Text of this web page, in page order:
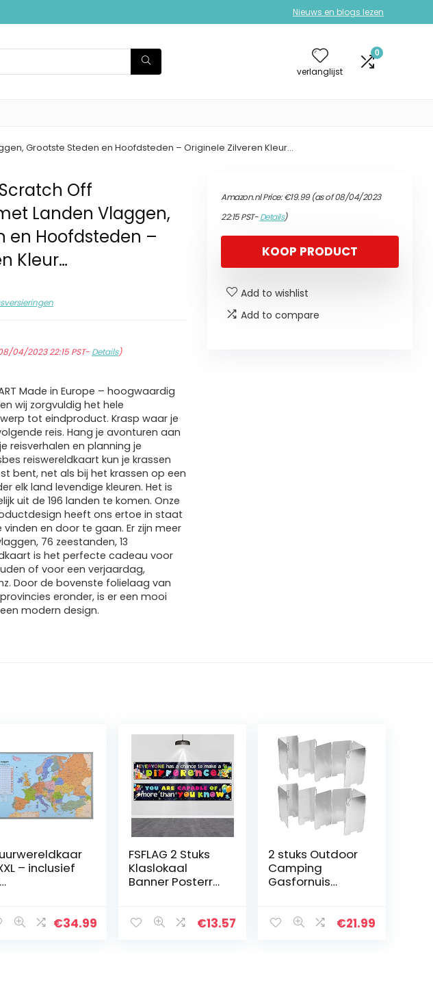
Nieuws en blogs lezen
verlanglijst
0
Grootste Steden en Hoofdsteden – Originele Zilveren Kleur…
Off
Landen Vlaggen,
en Hoofdsteden –
Kleur…
04/2023 22:15 PST- Details)
Made in Europe – hoogwaardig
wij zorgvuldig het hele
tot eindproduct. Krasp waar je
reis. Hang je avonturen aan
reisverhalen en planning je
reiswereldkaart kun je krassen
bent, net als bij het krassen op een
elk land levendige kleuren. Het is
uit de 196 landen te komen. Onze
heeft ons ertoe in staat
en door te gaan. Er zijn meer
76 zeestanden, 13
is het perfecte cadeau voor
of voor een verjaardag,
Door de bovenste folielaag van
eronder, is er een mooi
modern design.
Amazon.nl Price:€19.99(as of 08/04/2023
22:15 PST-Details)
KOOP PRODUCT
Add to wishlist
Add to compare
– inclusief
cm – Europa,
€34.99
FSFLAG 2 Stuks
Klaslokaal
Banner Posterr
Klaslokaal Decor
€13.57
2 stuks Outdoor
Camping
Gasfornuis
Anti-thermisch
€21.99